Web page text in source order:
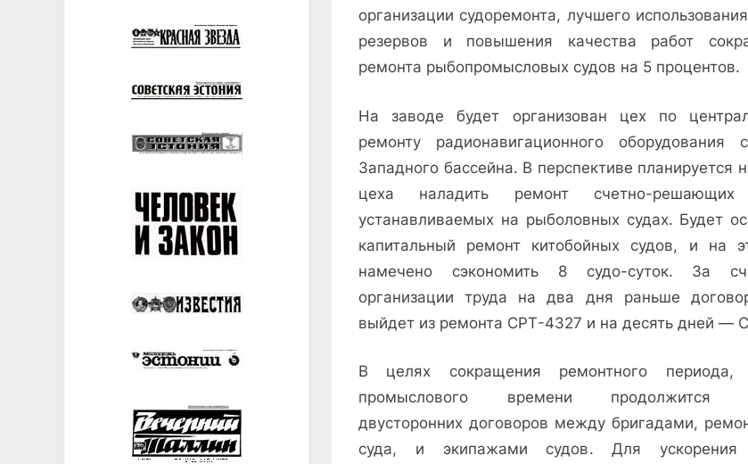
организации судоремонта, лучшего
резервов и повышения качества работ
ремонта рыбопромысловых судов на 5 процентов.
На заводе будет организован цех по
ремонту радионавигационного оборудования
Западного бассейна. В перспективе планируется
цеха наладить ремонт счетно-решающих
устанавливаемых на рыболовных судах. Будет
капитальный ремонт китобойных судов, и на
намечено сэкономить 8 судо-суток. За
организации труда на два дня раньше
выйдет из ремонта СРТ-4327 и на десять дней —
В целях сокращения ремонтного периода,
промыслового времени продолжится
двусторонних договоров между бригадами,
суда, и экипажами судов. Для ускорения